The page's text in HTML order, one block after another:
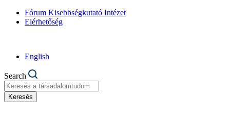
Fórum Kisebbségkutató Intézet
Elérhetőség
English
Search
Keresés